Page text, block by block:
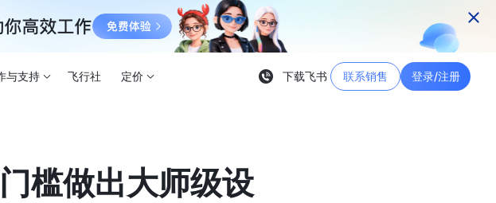
与支持 飞行社 定价 下载飞书 联系销售 登录/注册
槛做出大师级设